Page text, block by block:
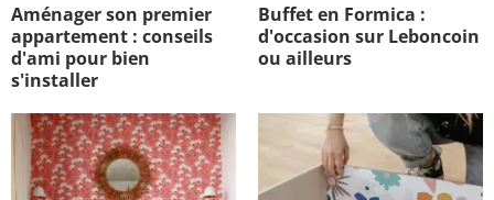
Aménager son premier
appartement : conseils
d'ami pour bien
s'installer
Buffet en Formica :
d'occasion sur Leboncoin
ou ailleurs